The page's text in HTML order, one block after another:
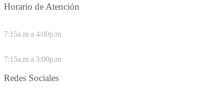
Horario de Atención
7:15a.m a 4:00p.m
7:15a.m a 3:00p.m
Redes Sociales